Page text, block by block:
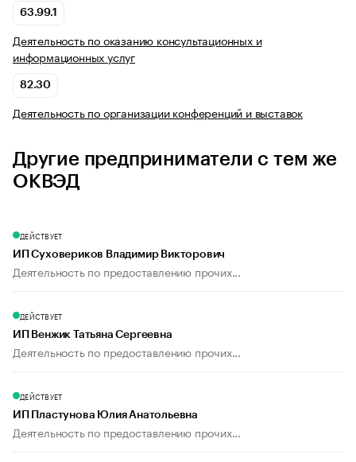
63.99.1
Деятельность по оказанию консультационных и
информационных услуг
82.30
Деятельность по организации конференций и выставок
Другие предприниматели с тем же
ОКВЭД
ДЕЙСТВУЕТ
ИП Суховериков Владимир Викторович
Деятельность по предоставлению прочих...
ДЕЙСТВУЕТ
ИП Венжик Татьяна Сергеевна
Деятельность по предоставлению прочих...
ДЕЙСТВУЕТ
ИП Пластунова Юлия Анатольевна
Деятельность по предоставлению прочих...